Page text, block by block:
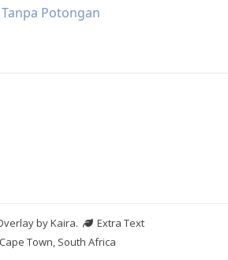
Potongan
byKaira.
Extra Text
Cape Town, South Africa